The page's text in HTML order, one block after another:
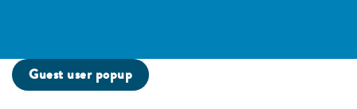
Guest user popup